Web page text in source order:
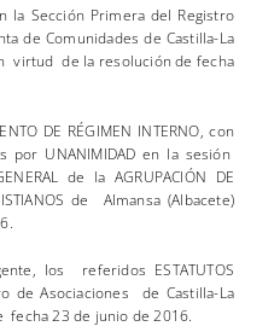
la Sección Primera del Registro
de Comunidades de Castilla-La
virtud de la resolución de fecha
DE RÉGIMEN INTERNO, con
por UNANIMIDAD en la sesión
de la AGRUPACIÓN DE
de Almansa (Albacete)
los referidos ESTATUTOS
Asociaciones de Castilla-La
fecha 23 de junio de 2016.